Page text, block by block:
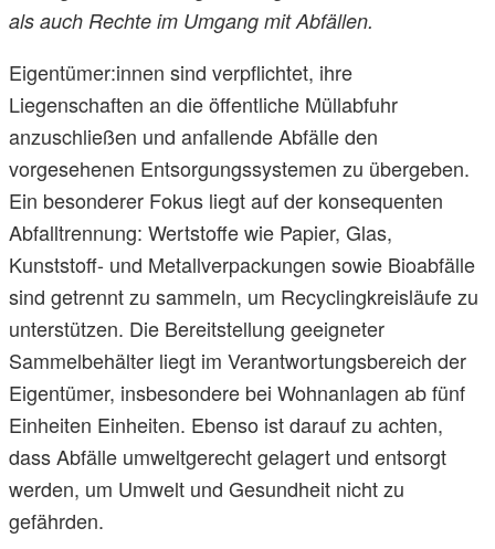
als auch Rechte im Umgang mit Abfällen.
Eigentümer:innen sind verpflichtet, ihre
Liegenschaften an die öffentliche Müllabfuhr
anzuschließen und anfallende Abfälle den
vorgesehenen Entsorgungssystemen zu übergeben.
Ein besonderer Fokus liegt auf der konsequenten
Abfalltrennung: Wertstoffe wie Papier, Glas,
Kunststoff- und Metallverpackungen sowie Bioabfälle
sind getrennt zu sammeln, um Recyclingkreisläufe zu
unterstützen. Die Bereitstellung geeigneter
Sammelbehälter liegt im Verantwortungsbereich der
Eigentümer, insbesondere bei Wohnanlagen ab fünf
Einheiten Einheiten. Ebenso ist darauf zu achten,
dass Abfälle umweltgerecht gelagert und entsorgt
werden, um Umwelt und Gesundheit nicht zu
gefährden.